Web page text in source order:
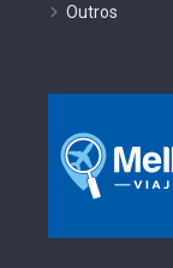
Outros